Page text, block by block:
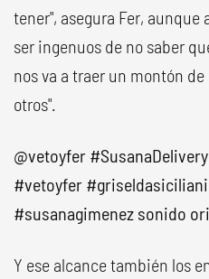
tener", asegura Fer, aunque
ser ingenuos de no saber
nos va a traer un montón
otros".
@vetoyfer #SusanaDelivery
#vetoyfer #griseldasiciliani
#susanagimenez sonido
Y ese alcance también los